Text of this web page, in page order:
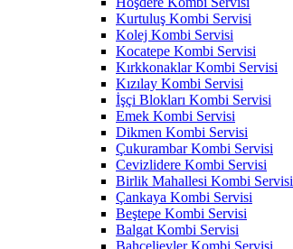
Kurtuluş Kombi Servisi
Kolej Kombi Servisi
Kocatepe Kombi Servisi
Kırkkonaklar Kombi Servisi
Kızılay Kombi Servisi
İşçi Blokları Kombi Servisi
Emek Kombi Servisi
Dikmen Kombi Servisi
Çukurambar Kombi Servisi
Cevizlidere Kombi Servisi
Birlik Mahallesi Kombi Servisi
Çankaya Kombi Servisi
Beştepe Kombi Servisi
Balgat Kombi Servisi